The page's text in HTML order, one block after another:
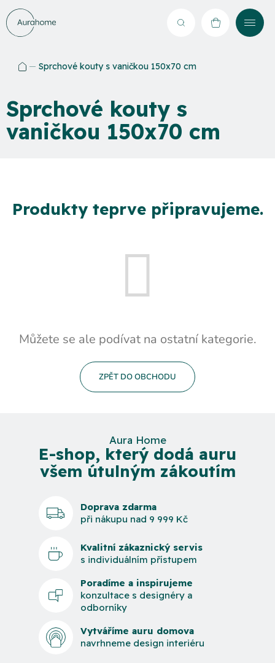
Přejít
na
obsah
Hledat NÁKUPNÍ
Sprchové kouty s vaničkou 150x70 cm
Sprchové kouty s
vaničkou 150x70 cm
Produkty teprve připravujeme.
Můžete se ale podívat na ostatní kategorie.
ZPĚT DO OBCHODU
Aura Home
E-shop, který dodá auru
všem útulným zákoutím
Doprava zdarma
při nákupu nad 9 999 Kč
Kvalitní zákaznický servis
s individuálním přístupem
Poradíme a inspirujeme
konzultace s designéry a
odborníky
Vytváříme auru domova
navrhneme design interiéru